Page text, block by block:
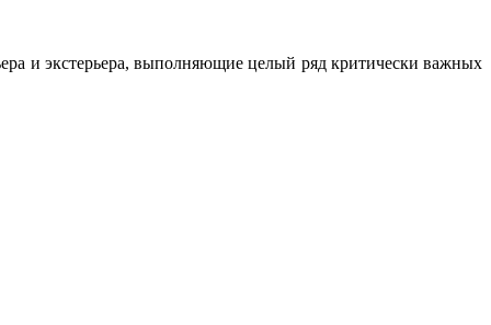
и экстерьера, выполняющие целый ряд критически важных